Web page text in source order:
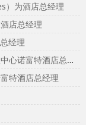
）为酒店总经理
店总经理
经理
华住集团诺富特品牌任命姜海洋为厦门国际会议中心诺富特酒店总经理
特酒店总经理